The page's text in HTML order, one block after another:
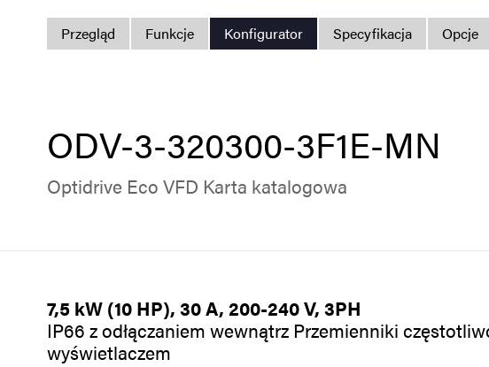
Przegląd Funkcje Konfigurator Specyfikacja Opcje
ODV-3-320300-3F1E-MN
Optidrive Eco VFD Karta katalogowa
7,5 kW (10 HP), 30 A, 200-240 V, 3PH
IP66 z odłączaniem wewnątrz Przemienniki
wyświetlaczem